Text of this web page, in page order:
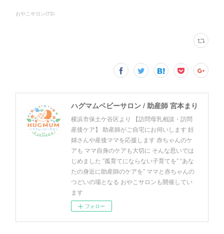
おやこサロン(73)
ハグマムベビーサロン / 助産師 宮本まり
横浜市保土ケ谷区より 【訪問母乳相談・訪問
産後ケア】 助産師がご自宅にお伺いします 妊
婦さんや産後ママを応援します 赤ちゃんのケ
アも ママ自身のケアも大切に そんな思いでは
じめました ”孤育てにならない子育てを” “あな
たの身近に助産師のケアを” ママと赤ちゃんの
つどいの場となる おやこサロンも開催してい
ます
フォロー